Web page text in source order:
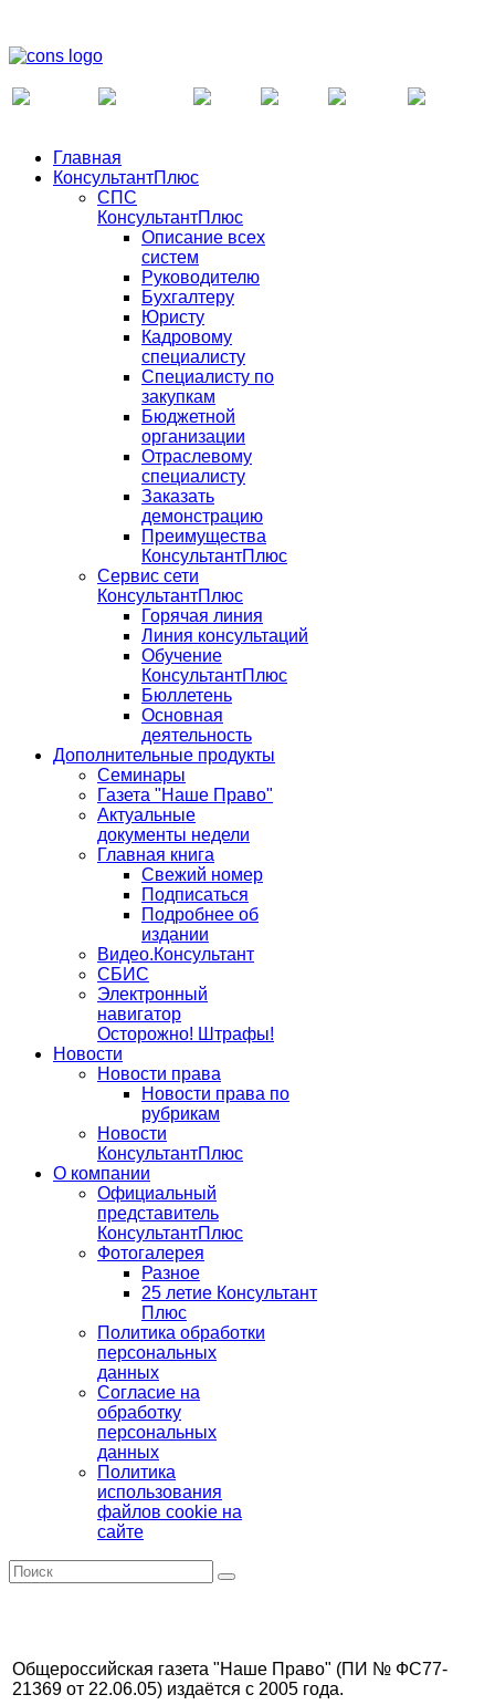
Главная
КонсультантПлюс
СПС
КонсультантПлюс
Описание всех
систем
Руководителю
Бухгалтеру
Юристу
Кадровому
специалисту
Специалисту по
закупкам
Бюджетной
организации
Отраслевому
специалисту
Заказать
демонстрацию
Преимущества
КонсультантПлюс
Сервис сети
КонсультантПлюс
Горячая линия
Линия консультаций
Обучение
КонсультантПлюс
Бюллетень
Основная
деятельность
Дополнительные продукты
Семинары
Газета "Наше Право"
Актуальные
документы недели
Главная книга
Свежий номер
Подписаться
Подробнее об
издании
Видео.Консультант
СБИС
Электронный
навигатор
Осторожно! Штрафы!
Новости
Новости права
Новости права по
рубрикам
Новости
КонсультантПлюс
О компании
Официальный
представитель
КонсультантПлюс
Фотогалерея
Разное
25 летие Консультант
Плюс
Политика обработки
персональных
данных
Согласие на
обработку
персональных
данных
Политика
использования
файлов cookie на
сайте
Общероссийская газета "Наше Право" (ПИ № ФС77-
21369 от 22.06.05) издаётся с 2005 года.